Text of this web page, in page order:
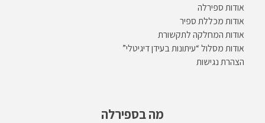
אודות ספירלה
אודות מכללת ספיר
אודות המחלקה לתקשורת
אודות מסלול “עיתונות בעידן דיגיטלי”
הצהרת נגישות
מה בספירלה